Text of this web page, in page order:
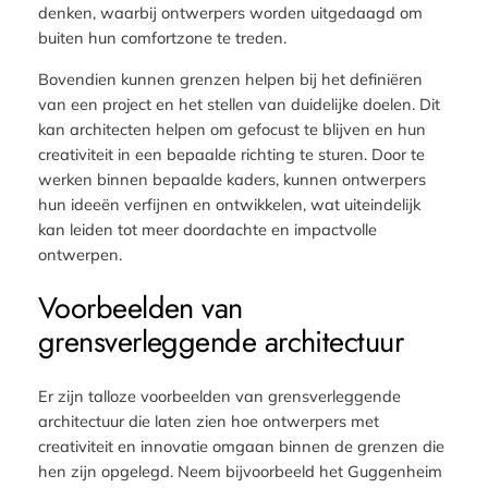
denken, waarbij ontwerpers worden uitgedaagd om
buiten hun comfortzone te treden.
Bovendien kunnen grenzen helpen bij het definiëren
van een project en het stellen van duidelijke doelen. Dit
kan architecten helpen om gefocust te blijven en hun
creativiteit in een bepaalde richting te sturen. Door te
werken binnen bepaalde kaders, kunnen ontwerpers
hun ideeën verfijnen en ontwikkelen, wat uiteindelijk
kan leiden tot meer doordachte en impactvolle
ontwerpen.
Voorbeelden van
grensverleggende architectuur
Er zijn talloze voorbeelden van grensverleggende
architectuur die laten zien hoe ontwerpers met
creativiteit en innovatie omgaan binnen de grenzen die
hen zijn opgelegd. Neem bijvoorbeeld het Guggenheim